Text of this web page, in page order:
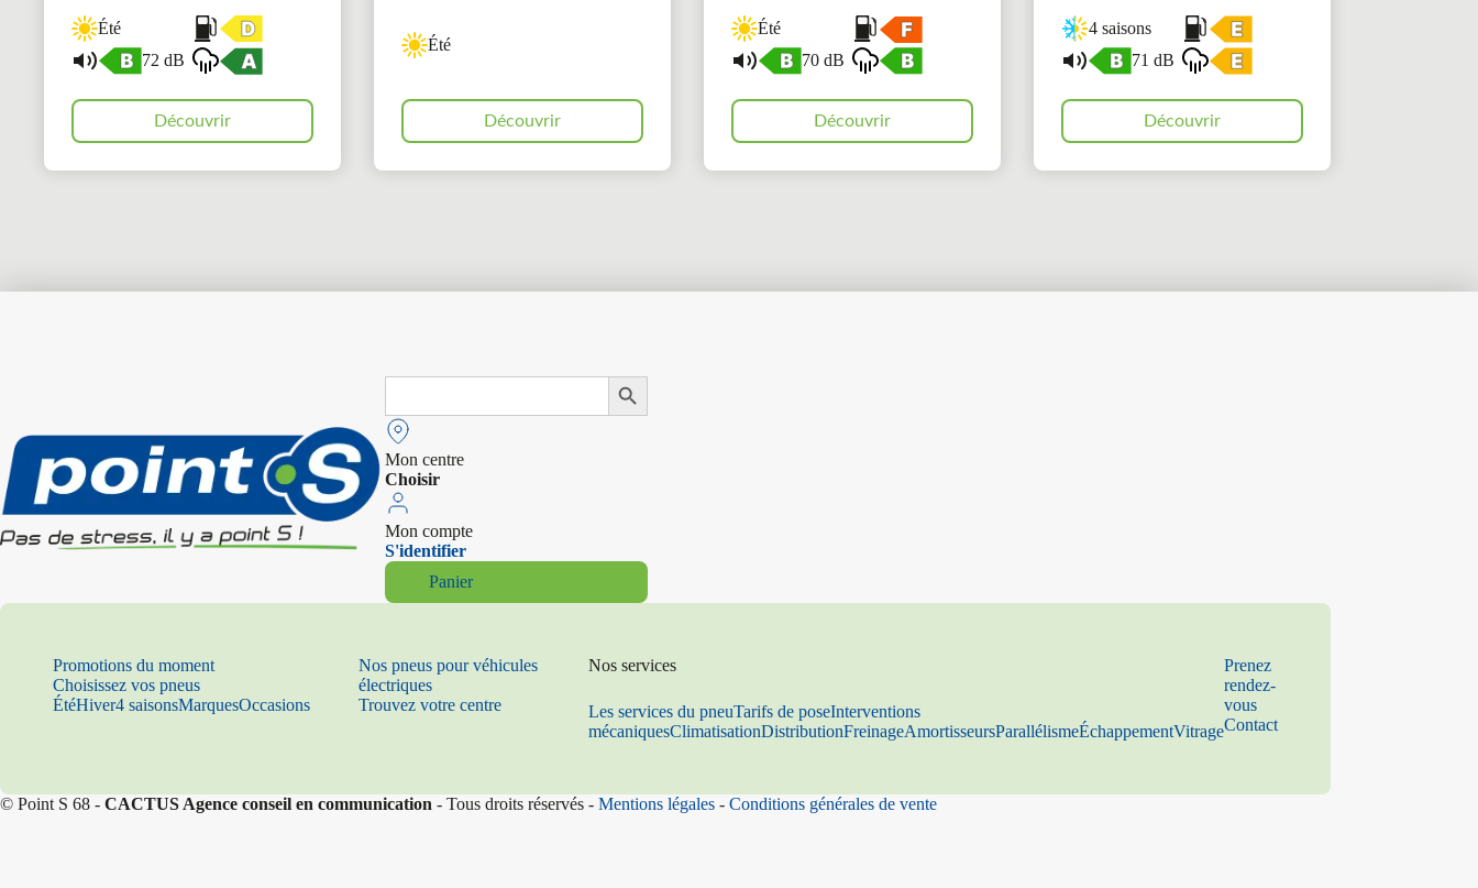
Été
72 dB
Découvrir
Été
Découvrir
Été
70 dB
Découvrir
4 saisons
71 dB
Découvrir
Search
Search Button
Mon centre
Choisir
Mon compte
S'identifier
Panier
Promotions du moment
Choisissez vos pneus
ÉtéHiver4 saisonsMarquesOccasions
Nos pneus pour véhicules
électriques
Trouvez votre centre
Nos services
Les services du pneuTarifs de poseInterventions
mécaniquesClimatisationDistributionFreinageAmortisseursParallélismeÉchappementVitrage
Prenez
rendez-
vous
Contact
© Point S 68 - CACTUS Agence conseil en communication - Tous droits réservés - Mentions légales - Conditions générales de vente